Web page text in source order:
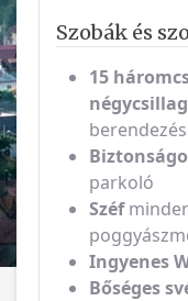
Szobák és
15
parkoló
Széf
Ingyenes
Bőséges